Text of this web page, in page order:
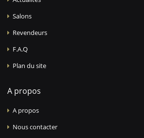
Salons
Revendeurs
F.A.Q
Plan du site
A propos
A propos
Nous contacter